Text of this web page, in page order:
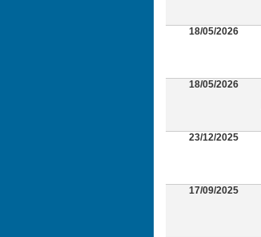
18/05/2026
18/05/2026
23/12/2025
17/09/2025